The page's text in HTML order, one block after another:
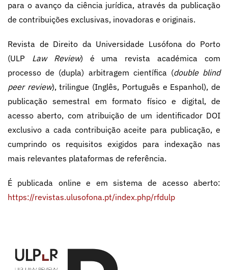
para o avanço da ciência jurídica, através da publicação
de contribuições exclusivas, inovadoras e originais.
Revista de Direito da Universidade Lusófona do Porto
(ULP Law Review) é uma revista académica com
processo de (dupla) arbitragem científica (double blind
peer review), trilingue (Inglês, Português e Espanhol), de
publicação semestral em formato físico e digital, de
acesso aberto, com atribuição de um identificador DOI
exclusivo a cada contribuição aceite para publicação, e
cumprindo os requisitos exigidos para indexação nas
mais relevantes plataformas de referência.
É publicada online e em sistema de acesso aberto:
https://revistas.ulusofona.pt/index.php/rfdulp